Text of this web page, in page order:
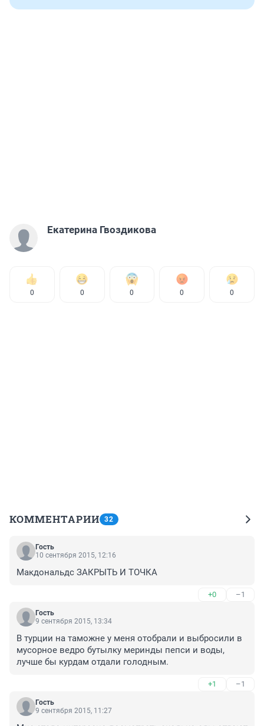
Екатерина Гвоздикова
0 0 0 0 0
КОММЕНТАРИИ 32
Гость
10 сентября 2015, 12:16
Макдональдс ЗАКРЫТЬ И ТОЧКА
+0 –1
Гость
9 сентября 2015, 13:34
В турции на таможне у меня отобрали и выбросили в
мусорное ведро бутылку меринды пепси и воды,
лучше бы курдам отдали голодным.
+1 –1
Гость
9 сентября 2015, 11:27